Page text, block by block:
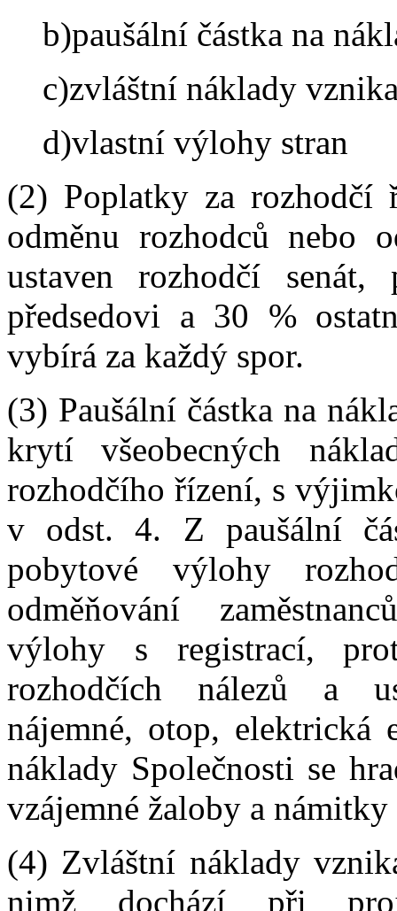
b)paušální částka na
c)zvláštní náklady
d)vlastní výlohy stran
(2) Poplatky za
odměnu rozhodců nebo
ustaven rozhodčí
předsedovi a 30 %
vybírá za každý spor.
(3) Paušální částka na
krytí všeobecných
rozhodčího řízení, s
v odst. 4. Z paušální
pobytové výlohy
odměňování
výlohy s registrací,
rozhodčích nálezů a
nájemné, otop, elektrická
náklady Společnosti se
vzájemné žaloby a námitky
(4) Zvláštní náklady
nimž dochází při